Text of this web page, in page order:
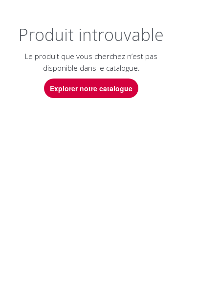
Produit introuvable
Le produit que vous cherchez n’est pas
disponible dans le catalogue.
Explorer notre catalogue